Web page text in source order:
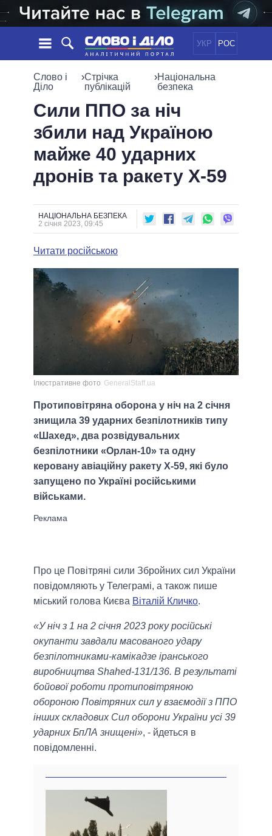
УКР РОС
НОВИНИ
СТРІЧКА
СТАТТІ
ДУМКИ
ОГЛЯДИ
ПОЛІТИКА
СУСПІЛЬСТВО
СВІТ
ОБIЦЯНКИ
ПОЛIТИКИ
УСІ ПОЛІТИКИ
ПРЕЗИДЕНТ І ОФІС
КАБІНЕТ МІНІСТРІВ
ГОЛОВИ ОБЛАДМІНІСТРАЦІЙ
МЕРИ МІСТ
ІНФОГРАФІКА
ВІДЕО
ПІДТРИМАТИ
ПОРІВНЯННЯ ПОЛІТИКІВ
Слово і
Діло
›Стрічка
публікацій
›Національна
безпека
Сили ППО за ніч
збили над Україною
майже 40 ударних
дронів та ракету Х-59
НАЦІОНАЛЬНА БЕЗПЕКА
2 січня 2023, 09:45
Читати російською
Ілюстративне фото GeneralStaff.ua
Протиповітряна оборона у ніч на 2 січня
знищила 39 ударних безпілотників типу
«Шахед», два розвідувальних
безпілотники «Орлан-10» та одну
керовану авіаційну ракету Х-59, які було
запущено по Україні російськими
військами.
Про це Повітряні сили Збройних сил України
повідомляють у Телеграмі, а також пише
міський голова Києва Віталій Кличко.
«У ніч з 1 на 2 січня 2023 року російські
окупанти завдали масованого удару
безпілотниками-камікадзе іранського
виробництва Shahed-131/136. В результаті
бойової роботи протиповітряною
обороною Повітряних cил у взаємодії з ППО
інших складових Сил оборони України усі 39
ударних БпЛА знищені», - йдеться в
повідомленні.